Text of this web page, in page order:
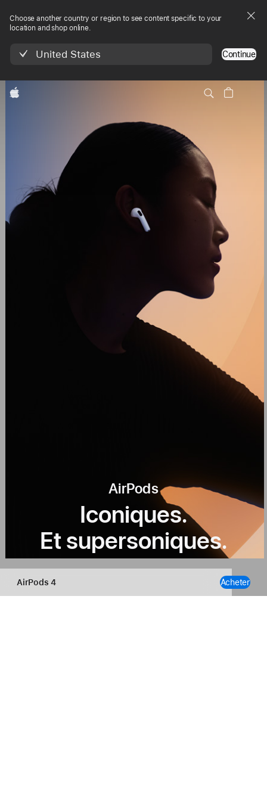
Choose another country or region to see content specific to your
location and shop online.
United States Continue
Apple
AirPods 4
locale
Menu
AirPods
Iconiques.
Et supersoniques.
AirPods 4 Acheter